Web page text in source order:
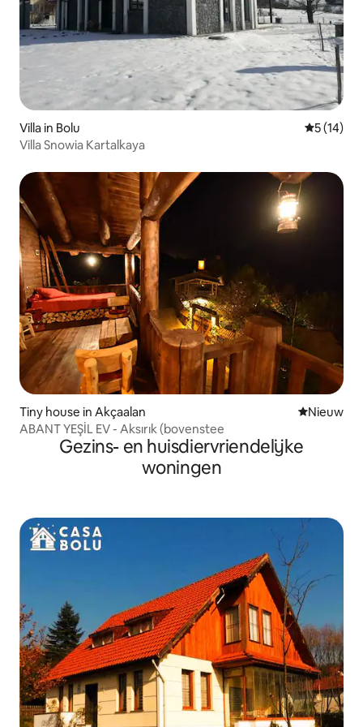
Villa in Bolu
5 (14)
Villa Snowia Kartalkaya
Tiny house in Akçaalan Nieuwe
Nieuw
ABANT YEŞİL EV - Aksırık (bovenstee
Gezins- en huisdiervriendelijke
woningen